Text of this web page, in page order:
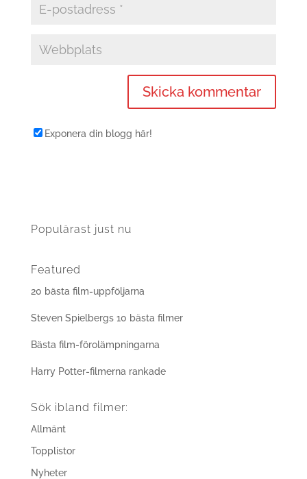
Exponera din blogg här!
Populärast just nu
Featured
20 bästa film-uppföljarna
Steven Spielbergs 10 bästa filmer
Bästa film-förolämpningarna
Harry Potter-filmerna rankade
Sök ibland filmer:
Allmänt
Topplistor
Nyheter